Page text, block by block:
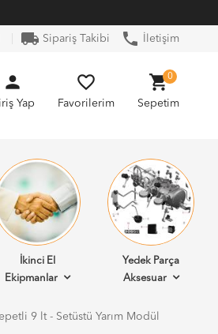
local_shipping Sipariş Takibi phone İletişim
person
Yap
favorite_border
Favorilerim
shopping_cart
Sepetim
0
İkinci El
Ekipmanlar
Yedek Parça
Aksesuar
9 lt - Setüstü Yarım Modül